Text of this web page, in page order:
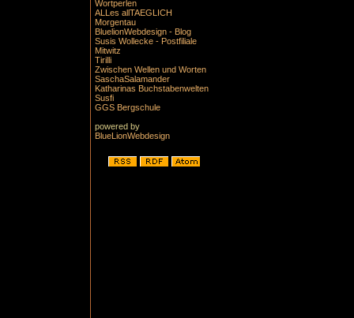
Wortperlen
ALLes allTAEGLICH
Morgentau
BluelionWebdesign - Blog
Susis Wollecke - Postfiliale
Mitwitz
Tirilli
Zwischen Wellen und Worten
SaschaSalamander
Katharinas Buchstabenwelten
Susfi
GGS Bergschule
powered by
BlueLionWebdesign